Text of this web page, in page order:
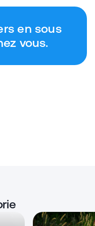
en sous
vous.